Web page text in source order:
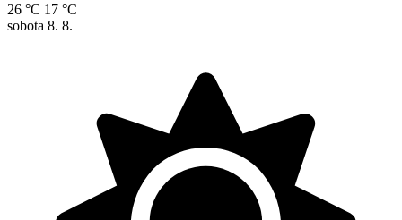
26 °C 17 °C
sobota 8. 8.